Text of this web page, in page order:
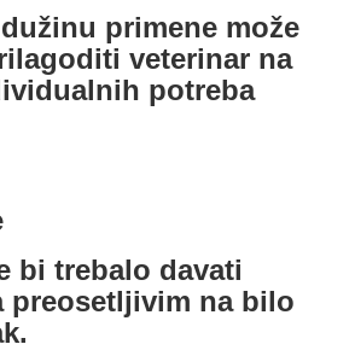
primene može
veterinar na
potreba
bi trebalo davati
preosetljivim na bilo